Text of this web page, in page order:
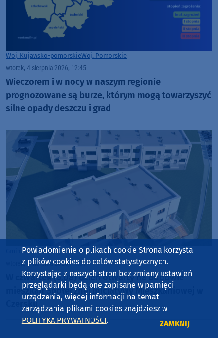
Woj. Kujawsko-pomorskieWoj. Pomorskie
wtorek, 4 sierpnia 2026, 12:45
Wieczorem i w nocy w naszym regionie
prognozowane są burze, którym mogą towarzyszyć
silne opady deszczu i grad
Gmina Czersk
wtorek, 4 sierpnia 2026, 11:31
W czwartek (6.08) dzień otwarty na budowie
mieszkań Społecznej Inicjatywy Mieszkaniowej w
Czersku
Powiadomienie o plikach cookie Strona korzysta
z plików cookies do celów statystycznych.
Korzystając z naszych stron bez zmiany ustawień
przeglądarki będą one zapisane w pamięci
urządzenia, więcej informacji na temat
zarządzania plikami cookies znajdziesz w
POLITYKA PRYWATNOŚCI. ZAMKNIJ